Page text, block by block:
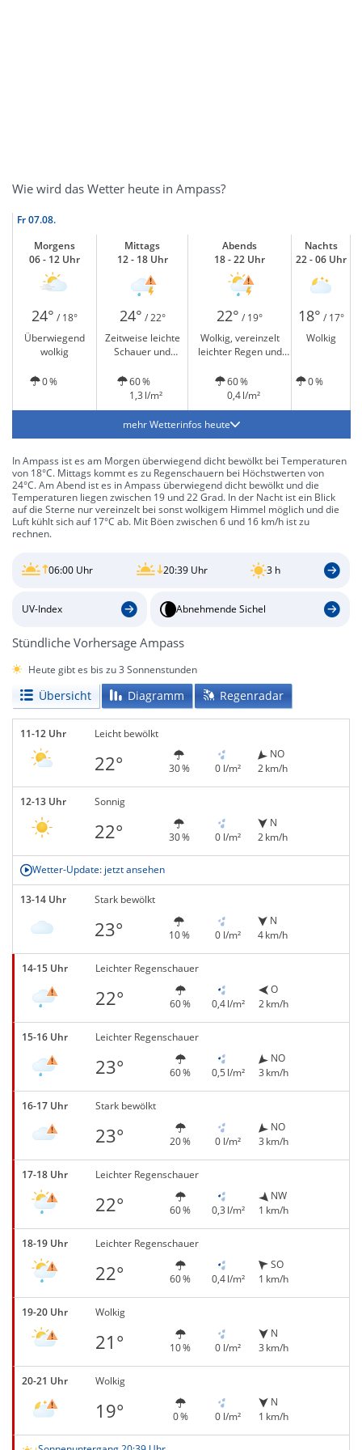
Wie wird das Wetter heute in Ampass?
Fr07.08.
Morgens
06 - 12 Uhr
Mittags
12 - 18 Uhr
Abends
18 - 22 Uhr
Nachts
22 - 06 Uhr
24° / 18° 24° / 22° 22° / 19° 18° / 17°
Überwiegend
wolkig
Zeitweise leichte
Schauer und
Wolkig, vereinzelt
leichter Regen und
Wolkig
0 %
60 %
1,3 l/m²
60 %
0,4 l/m²
0 %
mehr Wetterinfos heute
In Ampass ist es am Morgen überwiegend dicht bewölkt bei Temperaturen
von 18°C. Mittags kommt es zu Regenschauern bei Höchstwerten von
24°C. Am Abend ist es in Ampass überwiegend dicht bewölkt und die
Temperaturen liegen zwischen 19 und 22 Grad. In der Nacht ist ein Blick
auf die Sterne nur vereinzelt bei sonst wolkigem Himmel möglich und die
Luft kühlt sich auf 17°C ab. Mit Böen zwischen 6 und 16 km/h ist zu
rechnen.
06:00 Uhr 20:39 Uhr 3 h
UV-Index Abnehmende Sichel
Stündliche Vorhersage Ampass
Heute gibt es bis zu 3 Sonnenstunden
Übersicht Diagramm Regenradar
11-12 Uhr Leicht bewölkt
22° 30 % 0 l/m²
NO
2 km/h
12-13 Uhr Sonnig
22° 30 % 0 l/m²
N
2 km/h
Wetter-Update: jetzt ansehen
13-14 Uhr Stark bewölkt
23° 10 % 0 l/m²
N
4 km/h
14-15 Uhr Leichter Regenschauer
22° 60 % 0,4 l/m²
O
2 km/h
15-16 Uhr Leichter Regenschauer
23° 60 % 0,5 l/m²
NO
3 km/h
16-17 Uhr Stark bewölkt
23° 20 % 0 l/m²
NO
3 km/h
17-18 Uhr Leichter Regenschauer
22° 60 % 0,3 l/m²
NW
1 km/h
18-19 Uhr Leichter Regenschauer
22° 60 % 0,4 l/m²
SO
1 km/h
19-20 Uhr Wolkig
21° 10 % 0 l/m²
N
3 km/h
20-21 Uhr Wolkig
19° 0 % 0 l/m²
N
1 km/h